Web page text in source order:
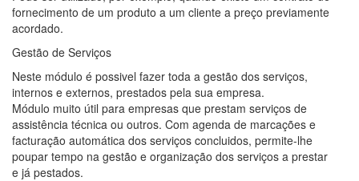
fornecimento de um produto a um cliente a preço previamente
acordado.
Gestão de Serviços
Neste módulo é possivel fazer toda a gestão dos serviços,
internos e externos, prestados pela sua empresa.
Módulo muito útil para empresas que prestam serviços de
assistência técnica ou outros. Com agenda de marcações e
facturação automática dos serviços concluidos, permite-lhe
poupar tempo na gestão e organização dos serviços a prestar
e já pestados.